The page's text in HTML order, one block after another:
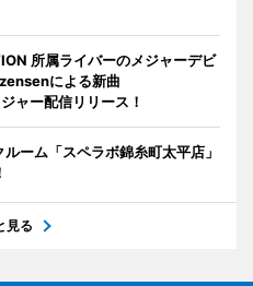
所属ライバーのメジャーデビ
による新曲
ャー配信リリース！
ーム「スペラボ錦糸町太平店」
見る